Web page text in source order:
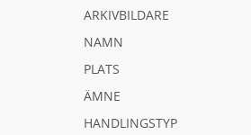
arkivbildare
namn
plats
ämne
handlingstyp